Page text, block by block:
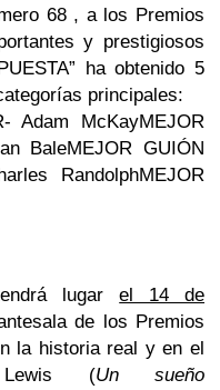
68 , a los Premios
y prestigiosos
ha obtenido 5
principales:
Adam McKayMEJOR
BaleMEJOR GUIÓN
RandolphMEJOR
lugarel 14 de
de los Premios
la historia real y en el
Lewis (Un sueño